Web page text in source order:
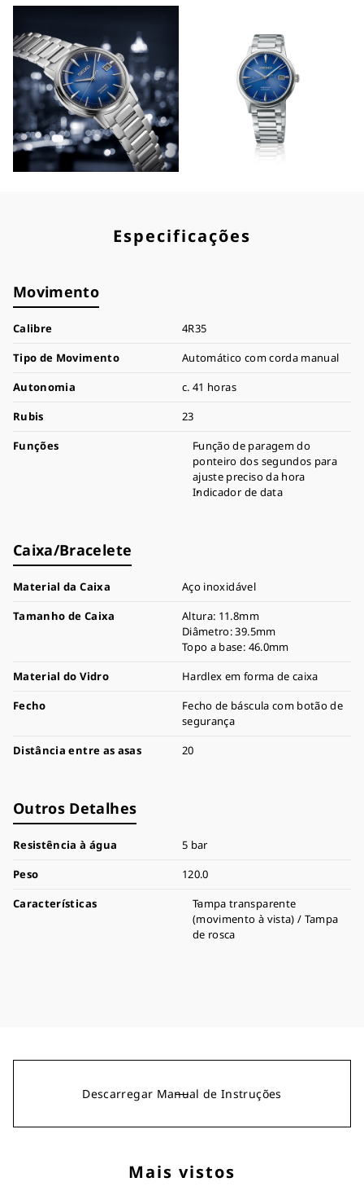
Especificações
Movimento
Calibre
4R35
Tipo de Movimento
Automático com corda manual
Autonomia
c. 41 horas
Rubis
23
Funções
Função de paragem do
ponteiro dos segundos para
ajuste preciso da hora
Indicador de data
Caixa/Bracelete
Material da Caixa
Aço inoxidável
Tamanho de Caixa
Altura: 11.8mm
Diâmetro: 39.5mm
Topo a base: 46.0mm
Material do Vidro
Hardlex em forma de caixa
Fecho
Fecho de báscula com botão de
segurança
Distância entre as asas
20
Outros Detalhes
Resistência à água
5 bar
Peso
120.0
Características
Tampa transparente
(movimento à vista) / Tampa
de rosca
Descarregar Manual de Instruções
Mais vistos